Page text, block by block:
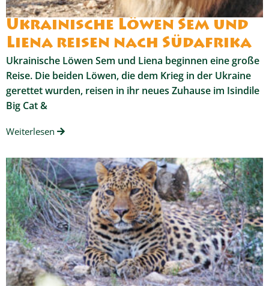
Ukrainische Löwen Sem und
Liena reisen nach Südafrika
Ukrainische Löwen Sem und Liena beginnen eine große
Reise. Die beiden Löwen, die dem Krieg in der Ukraine
gerettet wurden, reisen in ihr neues Zuhause im Isindile
Big Cat &
Weiterlesen